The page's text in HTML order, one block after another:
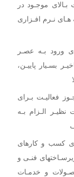
موجـود در
نـرم افـزاری
ورود بـه عصـر
بسـیار پاییـن،
فعالیـت بـرای
الـزام بـه
کسب و کارهای
فنـی و
و خدمـات